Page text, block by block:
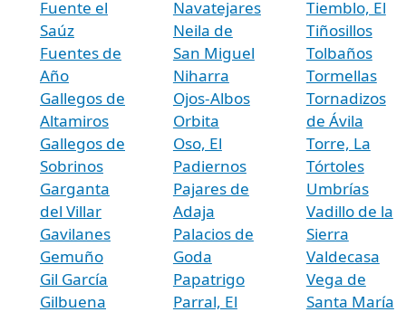
Fuente el
Saúz
Fuentes de
Año
Gallegos de
Altamiros
Gallegos de
Sobrinos
Garganta
del Villar
Gavilanes
Gemuño
Gil García
Gilbuena
Navatejares
Neila de
San Miguel
Niharra
Ojos-Albos
Orbita
Oso, El
Padiernos
Pajares de
Adaja
Palacios de
Goda
Papatrigo
Parral, El
Tiemblo, El
Tiñosillos
Tolbaños
Tormellas
Tornadizos
de Ávila
Torre, La
Tórtoles
Umbrías
Vadillo de la
Sierra
Valdecasa
Vega de
Santa María